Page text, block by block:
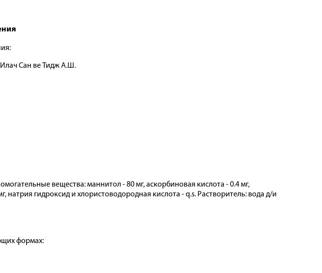
Сан ве Тидж А.Ш.
вещества: маннитол - 80 мг, аскорбиновая кислота - 0.4 мг,
натрия гидроксид и хлористоводородная кислота - q.s. Растворитель: вода­ д/и
формах: